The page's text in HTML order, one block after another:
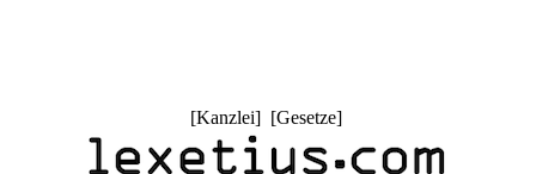
[Kanzlei] [Gesetze]